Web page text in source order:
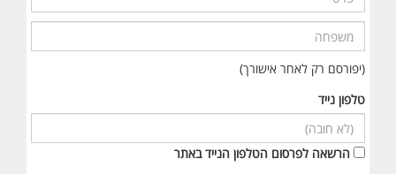
(יפורסם רק לאחר אישורך)
טלפון נייד
הרשאה לפרסום הטלפון הנייד באתר